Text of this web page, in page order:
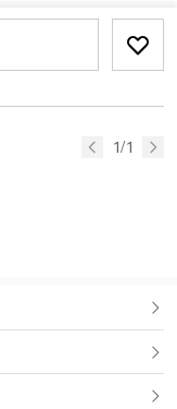
1/1